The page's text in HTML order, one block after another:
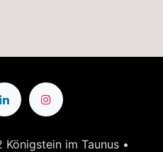
im Taunus •